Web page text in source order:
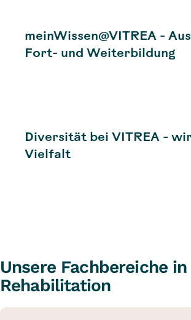
meinWissen@VITREA -
Fort- und Weiterbildung
Diversität bei VITREA -
Vielfalt
Unsere Fachbereiche
Rehabilitation